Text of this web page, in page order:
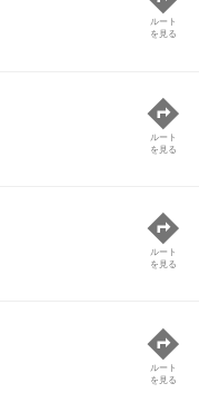
ルート
を見る
ルート
を見る
ルート
を見る
ルート
を見る